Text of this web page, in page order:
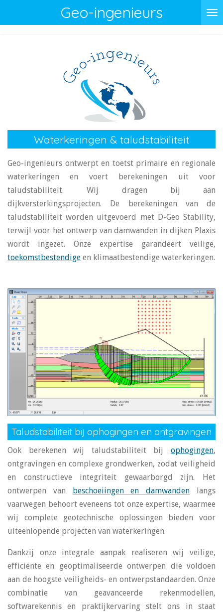
direct
Geo-ingenieurs
Waterkeringen & taludstabiliteit
Geo-ingenieurs ontwerpt en toetst primaire en regionale
waterkeringen en voert berekeningen uit voor
taludstabiliteit. Wij dragen bij aan
dijkversterkingsprojecten. De berekeningen van de
taludstabiliteit worden uitgevoerd met D-Geo Stability,
terwijl voor het ontwerp van damwanden in dijken Plaxis
wordt ingezet. Onze expertise garandeert veilige,
toekomstbestendige en klimaatbestendige waterkeringen.
Taludstabiliteit bij ophogingen en ontgravingen
Ook berekenen wij taludstabiliteit bij ophogingen,
ontgravingen en complexe grondwerken, zodat veiligheid
en constructieve integriteit gewaarborgd zijn. Het
ontwerpen van beschoeiingen en damwanden langs
vaarwegen behoort eveneens tot onze expertise, waarmee
wij complete geotechnische oplossingen bieden voor
uiteenlopende projecten van waterkeringen.
Dankzij onze integrale aanpak realiseren wij veilige,
efficiënte en geoptimaliseerde ontwerpen die voldoen
aan de hoogste veiligheids- en ontwerpstandaarden. Onze
combinatie van geavanceerde rekenmodellen,
softwarekennis en praktijkervaring stelt ons in staat